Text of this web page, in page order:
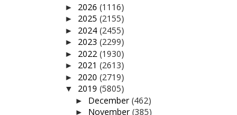
► 2026 (1116)
► 2025 (2155)
► 2024 (2455)
► 2023 (2299)
► 2022 (1930)
► 2021 (2613)
► 2020 (2719)
▼ 2019 (5805)
► December(462)
► November(385)